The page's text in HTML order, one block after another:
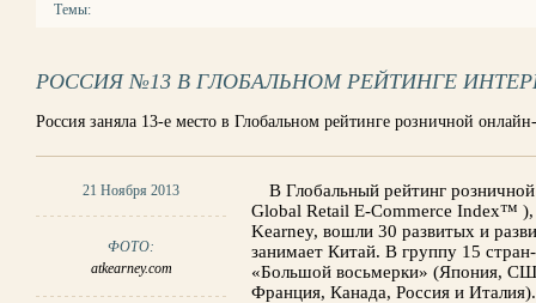
Темы:
РОССИЯ №13 В ГЛОБАЛЬНОМ РЕЙТИНГЕ
Россия заняла 13-е место в Глобальном рейтинге розничной
21 Ноября 2013
ФОТО:
atkearney.com
В Глобальный рейтинг
Global Retail E-Commerce Index™
Kearney, вошли 30 развитых и
занимает Китай. В группу 15
«Большой восьмерки» (Япония,
Франция, Канада, Россия и Италия).